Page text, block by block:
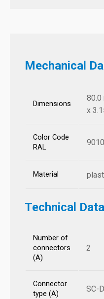
Mechanical
Dimensions
80.0
x
Color Code
RAL
Material
Technical Data
Number of
connectors
(A)
2
Connector
type (A)
SC-